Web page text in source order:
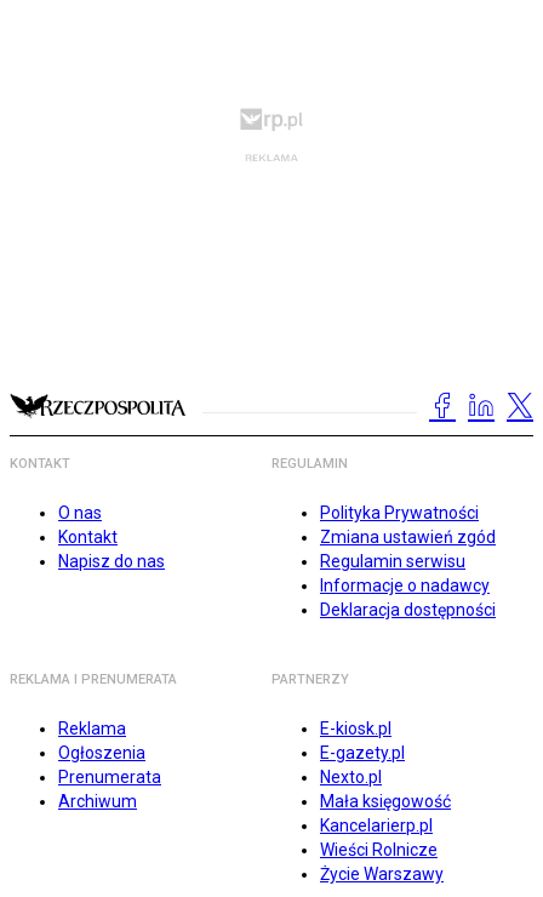
KONTAKT
O nas
Kontakt
Napisz do nas
REGULAMIN
Polityka Prywatności
Zmiana ustawień zgód
Regulamin serwisu
Informacje o nadawcy
Deklaracja dostępności
REKLAMA I PRENUMERATA
Reklama
Ogłoszenia
Prenumerata
Archiwum
PARTNERZY
E-kiosk.pl
E-gazety.pl
Nexto.pl
Mała księgowość
Kancelarierp.pl
Wieści Rolnicze
Życie Warszawy